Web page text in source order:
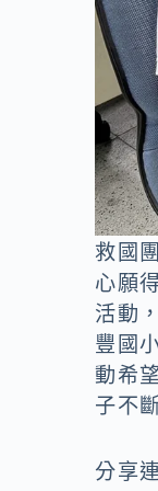
救國
心願
活動
豐國
動希
子不
分享